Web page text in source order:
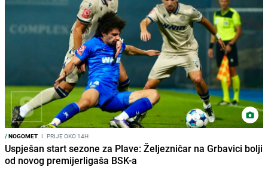
/NOGOMET I PRIJE OKO 14H
Uspješan start sezone za Plave: Željezničar na Grbavici bolji
od novog premijerligaša BSK-a